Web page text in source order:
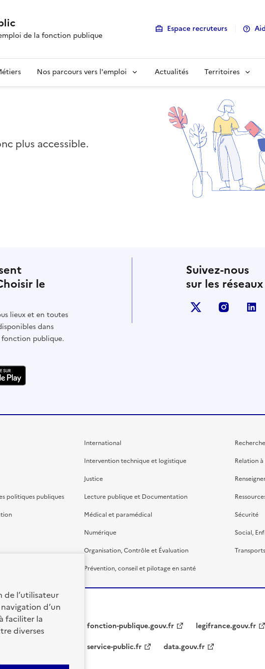
de l’utilisateur
d’un
faciliter la
diverses
de la fonction publique
Espace recruteurs
Nos parcours vers l'emploi Actualités Territoires
plus accessible.
le
lieux et en toutes
dans
fonction publique.
Suivez-nous
sur les
X instagram
politiques publiques
International
Intervention technique et logistique
Justice
Lecture publique et Documentation
Médical et paramédical
Numérique
Organisation, Contrôle et Évaluation
Prévention, conseil et pilotage en santé
Recherche
Relation à
Sécurité
Social,
Transports
fonction-publique.gouv.fr legifrance.gouv.fr
service-public.fr
data.gouv.fr